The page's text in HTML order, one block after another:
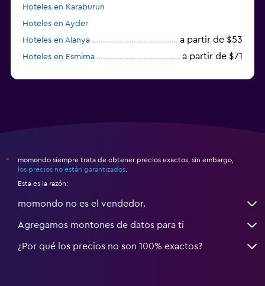
Hoteles en Karaburun
Hoteles en Ayder
Hoteles en Alanya
a partir de $53
Hoteles en Esmirna a partir de $71
*
momondo siempre trata de obtener precios exactos, sin embargo,
los precios no están garantizados
Esta es la razón:
momondo no es el vendedor.
Agregamos montones de datos para ti
¿Por qué los precios no son 100% exactos?